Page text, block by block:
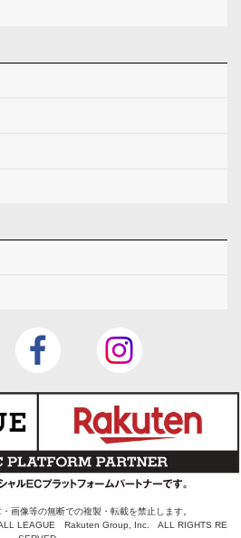
画像等の無断での複製・転載を禁止します。
LEAGUE Rakuten Group, Inc. ALL RIGHTS RE